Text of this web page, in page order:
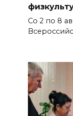
Со 2 по 8